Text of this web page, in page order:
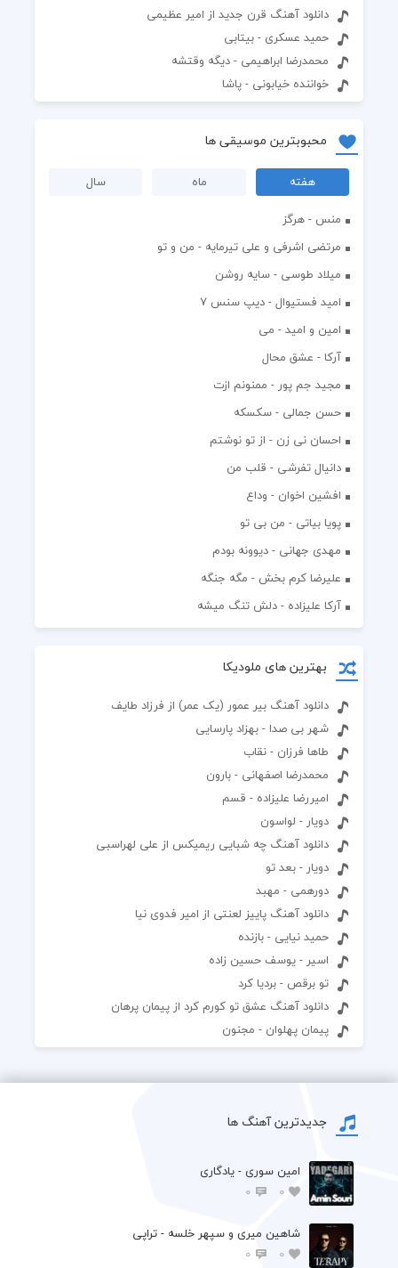
دانلود آهنگ قرن جدید از امیر عظیمی
حمید عسکری - بیتابی
محمدرضا ابراهیمی - دیگه وقتشه
خواننده خیابونی - پاشا
محبوبترین موسیقی ها
هفته ماه
سال
منس - هرگز
مرتضی اشرفی و علی تیرمایه - من و تو
میلاد طوسی - سایه روشن
اميد فستيوال - ديپ سنس ۷
امین و امید - می
آرکا - عشق محال
مجید جم پور - ممنونم ازت
حسن جمالی - سکسکه
احسان نی زن - از تو نوشتم
دانیال تفرشی - قلب من
افشين اخوان - وداع
پویا بیاتی - من بی تو
مهدی جهانی - دیوونه بودم
علیرضا کرم بخش - مگه جنگه
آرکا علیزاده - دلش تنگ میشه
بهترین های ملودیکا
دانلود آهنگ بیر عمور (یک عمر) از فرزاد طایف
شهر بی صدا - بهزاد پارسایی
طاها فرزان - نقاب
محمدرضا اصفهانی - بارون
امیررضا علیزاده - قسم
دویار - لواسون
دانلود آهنگ چه شبایی ریمیکس از علی لهراسبی
دویار - بعد تو
دورهمی - مهبد
دانلود آهنگ پاییز لعنتی از امیر فدوی نیا
حمید نیایی - بازنده
اسیر - یوسف حسین زاده
تو برقص - بردیا کرد
دانلود آهنگ عشق تو کورم کرد از پیمان پرهان
پیمان پهلوان - مجنون
جدیدترین آهنگ ها
امین سوری - یادگاری
0
0
شاهین میری و سپهر خلسه - تراپی
0
0